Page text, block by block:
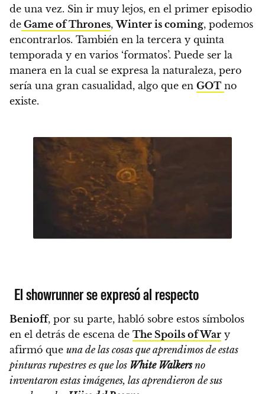
de una vez. Sin ir muy lejos, en el primer episodio
de Game of Thrones,Winter is coming, podemos
encontrarlos. También en la tercera y quinta
temporada y en varios ‘formatos’. Puede ser la
manera en la cual se expresa la naturaleza, pero
sería una gran casualidad, algo que en GOT no
existe.
El showrunner se expresó al respecto
Benioff, por su parte, habló sobre estos símbolos
en el detrás de escena de The Spoils of War y
afirmó que una de las cosas que aprendimos de estas
pinturas rupestres es que los White Walkersno
inventaron estas imágenes, las aprendieron de sus